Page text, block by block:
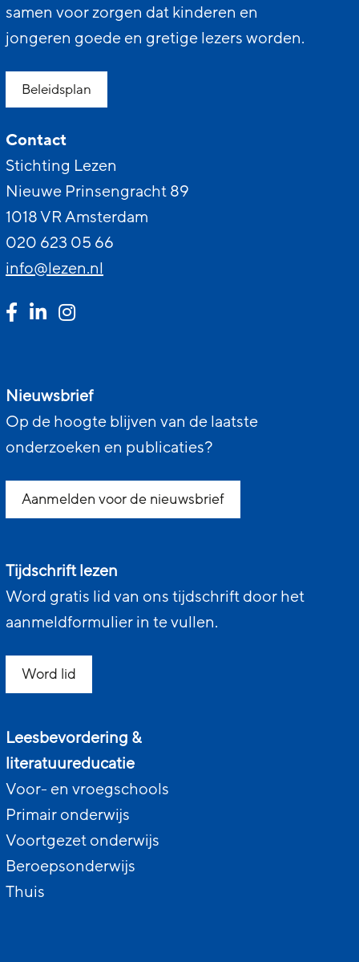
samen voor zorgen dat kinderen en
jongeren goede en gretige lezers worden.
Beleidsplan
Contact
Stichting Lezen
Nieuwe Prinsengracht 89
1018 VR Amsterdam
020 623 05 66
info@lezen.nl
Nieuwsbrief
Op de hoogte blijven van de laatste
onderzoeken en publicaties?
Aanmelden voor de nieuwsbrief
Tijdschrift lezen
Word gratis lid van ons tijdschrift door het
aanmeldformulier in te vullen.
Word lid
Leesbevordering &
literatuureducatie
Voor- en vroegschools
Primair onderwijs
Voortgezet onderwijs
Beroepsonderwijs
Thuis